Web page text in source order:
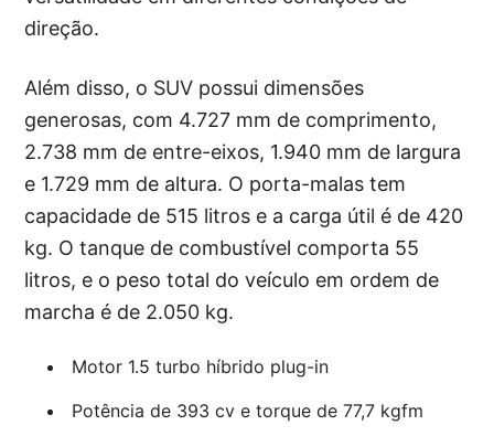
direção.
Além disso, o SUV possui dimensões
generosas, com 4.727 mm de comprimento,
2.738 mm de entre-eixos, 1.940 mm de largura
e 1.729 mm de altura. O porta-malas tem
capacidade de 515 litros e a carga útil é de 420
kg. O tanque de combustível comporta 55
litros, e o peso total do veículo em ordem de
marcha é de 2.050 kg.
Motor 1.5 turbo híbrido plug-in
Potência de 393 cv e torque de 77,7 kgfm